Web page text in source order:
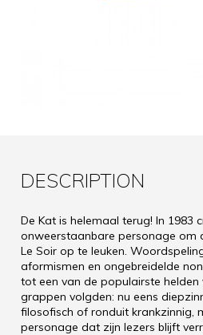
DESCRIPTION
De Kat is helemaal terug! In 1983
onweerstaanbare personage om
Le Soir op te leuken.
aformismen en ongebreidelde
tot een van de populairste
grappen volgden: nu eens
filosofisch of ronduit krankzinnig,
personage dat zijn lezers blijft